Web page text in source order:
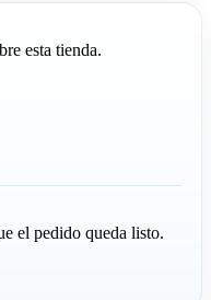
esta tienda.
el pedido queda listo.